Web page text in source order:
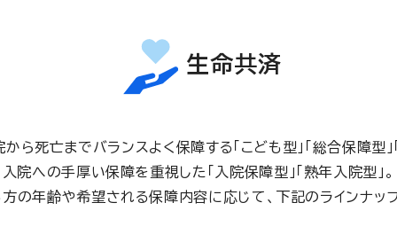
生命共済
ら死亡までバランスよく保障する「こども型」「総合保障型」
入院への手厚い保障を重視した「入院保障型」「熟年入院型」。
の年齢や希望される保障内容に応じて、下記のラインナッ